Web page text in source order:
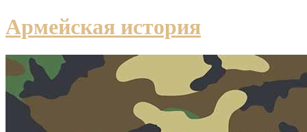
Армейская история